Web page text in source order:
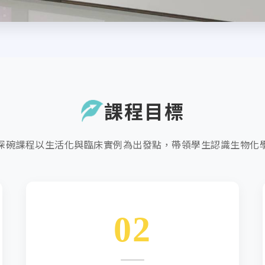
課程目標
碗課程以生活化與臨床實例為出發點，帶領學生認識生物化
02